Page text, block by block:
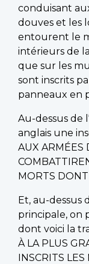
conduisant
douves et les
entourent le
intérieurs de
que sur les
sont inscrits
panneaux en
Au-dessus de
anglais une
AUX ARMÉES
MORTS
Et, au-dessus
principale, on
dont voici la
À LA PLUS
INSCRITS